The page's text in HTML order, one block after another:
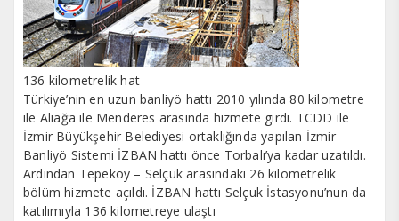
136 kilometrelik hat
Türkiye’nin en uzun banliyö hattı 2010 yılında 80 kilometre
ile Aliağa ile Menderes arasında hizmete girdi. TCDD ile
İzmir Büyükşehir Belediyesi ortaklığında yapılan İzmir
Banliyö Sistemi İZBAN hattı önce Torbalı’ya kadar uzatıldı.
Ardından Tepeköy – Selçuk arasındaki 26 kilometrelik
bölüm hizmete açıldı. İZBAN hattı Selçuk İstasyonu’nun da
katılımıyla 136 kilometreye ulaştı